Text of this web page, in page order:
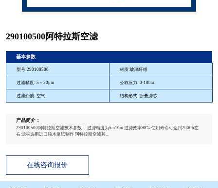
290100500阿特拉斯空滤
基本参数
型号:290100500 材质:玻璃纤维
过滤精度: 5～20μm 公称压力: 0-10bar
过滤介质: 空气 结构形式: 折叠滤芯
产品简介：
290100500阿特拉斯空滤技术参数： 过滤精度为5m10m 过滤效率98% 使用寿命可达到2000h左
右 滤材选用进口纯木浆纸制作 阿特拉斯空滤其...
在线咨询报价